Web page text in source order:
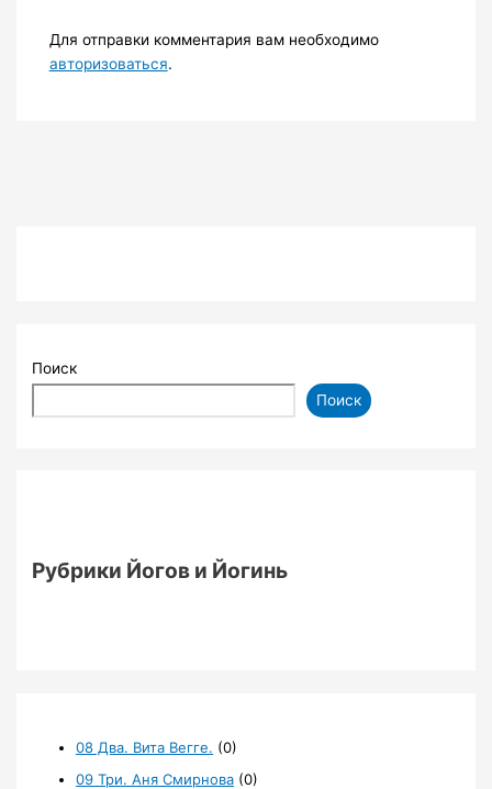
Для отправки комментария вам необходимо
авторизоваться.
Поиск
Поиск
Рубрики Йогов и Йогинь
08 Два. Вита Вегге. (0)
09 Три. Аня Смирнова (0)